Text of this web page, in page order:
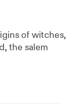
of witches,
the salem